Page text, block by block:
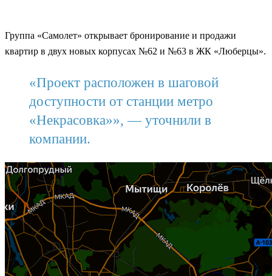
Группа «Самолет» открывает бронирование и продажи
квартир в двух новых корпусах №62 и №63 в ЖК «Люберцы».
«Проект расположен в шаговой
доступности от станции метро
«Некрасовка»», — уточнили в
компании.